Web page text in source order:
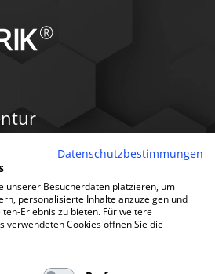
Datenschutzbestimmungen
unserer Besucherdaten platzieren, um
personalisierte Inhalte anzuzeigen und
Erlebnis zu bieten. Für weitere
verwendeten Cookies öffnen Sie die